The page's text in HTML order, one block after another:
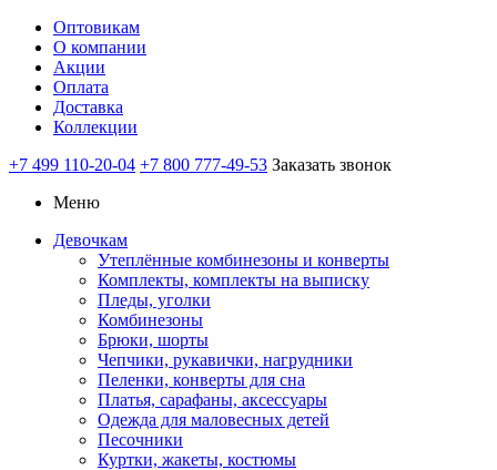
Оптовикам
О компании
Акции
Оплата
Доставка
Коллекции
+7 499 110-20-04 +7 800 777-49-53 Заказать звонок
Меню
Девочкам
Утеплённые комбинезоны и конверты
Комплекты, комплекты на выписку
Пледы, уголки
Комбинезоны
Брюки, шорты
Чепчики, рукавички, нагрудники
Пеленки, конверты для сна
Платья, сарафаны, аксессуары
Одежда для маловесных детей
Песочники
Куртки, жакеты, костюмы